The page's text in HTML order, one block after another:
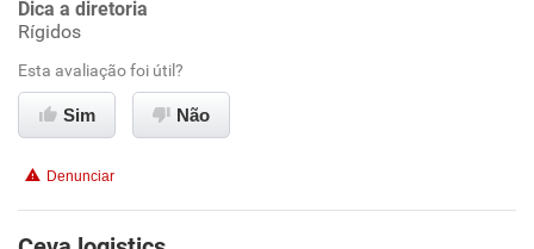
Benefícios
Recomenda esta empresa
Recomenda a diretoria
Dica a diretoria
Rígidos
Esta avaliação foi útil?
Sim Não
Denunciar